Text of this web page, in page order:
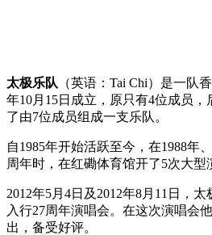
太极乐队 （英语：Tai Chi）是一队
年10月15日成立，原只有4位成员
了由7位成员组成一支乐队。
自1985年开始活跃至今，在1988年
周年时，在红磡体育馆开了5次大型
2012年5月4日及2012年8月11日，
入行27周年演唱会。在这次演唱会
出，备受好评。